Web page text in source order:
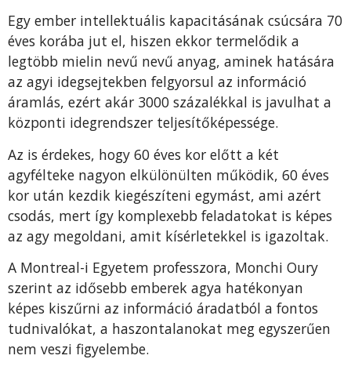
Egy ember intellektuális kapacitásának csúcsára 70
éves korába jut el, hiszen ekkor termelődik a
legtöbb mielin nevű nevű anyag, aminek hatására
az agyi idegsejtekben felgyorsul az információ
áramlás, ezért akár 3000 százalékkal is javulhat a
központi idegrendszer teljesítőképessége.
Az is érdekes, hogy 60 éves kor előtt a két
agyfélteke nagyon elkülönülten működik, 60 éves
kor után kezdik kiegészíteni egymást, ami azért
csodás, mert így komplexebb feladatokat is képes
az agy megoldani, amit kísérletekkel is igazoltak.
A Montreal-i Egyetem professzora, Monchi Oury
szerint az idősebb emberek agya hatékonyan
képes kiszűrni az információ áradatból a fontos
tudnivalókat, a haszontalanokat meg egyszerűen
nem veszi figyelembe.